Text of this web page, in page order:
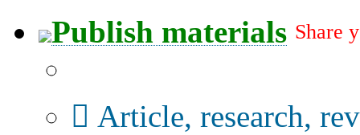
Publish materials Share
Article, research,